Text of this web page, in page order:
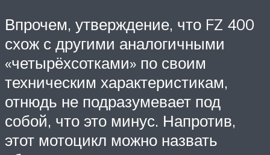
Впрочем, утверждение, что FZ 400
схож с другими аналогичными
«четырёхсотками» по своим
техническим характеристикам,
отнюдь не подразумевает под
собой, что это минус. Напротив,
этот мотоцикл можно назвать